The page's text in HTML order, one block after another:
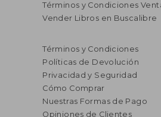
Términos y Condiciones
Vender Libros en Buscalibre
Términos y Condiciones
Políticas de Devolución
Privacidad y Seguridad
Cómo Comprar
Nuestras Formas de Pago
Opiniones de Clientes